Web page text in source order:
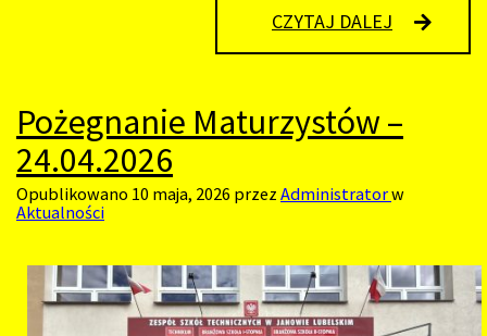
CZYTAJ DALEJ JUŻ
ŚREDNICH!
Pożegnanie Maturzystów –
24.04.2026
Opublikowano 10 maja, 2026 przez Administratorw
Aktualności